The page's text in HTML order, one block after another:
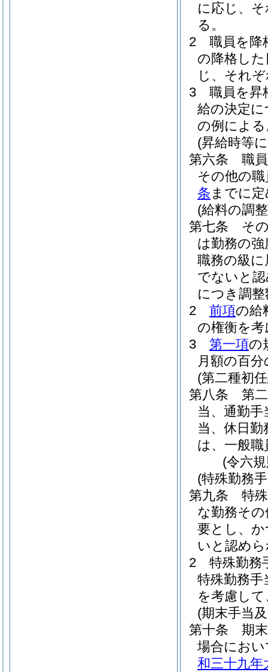
に応じ、
る。
2
職員を降
の降格し
じ、それ
3
職員を昇
給の決定
の例による
(昇給時等
第六条
職
その他の
条 までに
(給料の調
第七条
そ
は勤務の
職務の級
でないと
につき調
2
前項の給
の権衡を
3
第一項の
月額の百
(第二種初
第八条
第
当、通勤
当、休日
は、一般
(令六
(特殊勤務
第九条
特
な勤務そ
要とし、
いと認め
2
特殊勤務
特殊勤務
を考慮し
(期末手当
第十条
期
場合におい
和三十九年